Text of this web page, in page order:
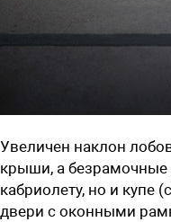
Увеличен наклон
крыши, а
кабриолету, но и купе
двери с оконными